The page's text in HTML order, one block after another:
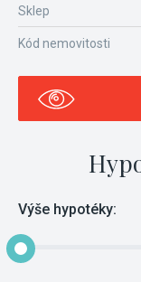
Sklep
Kód nemovitosti
Výše hypotéky: